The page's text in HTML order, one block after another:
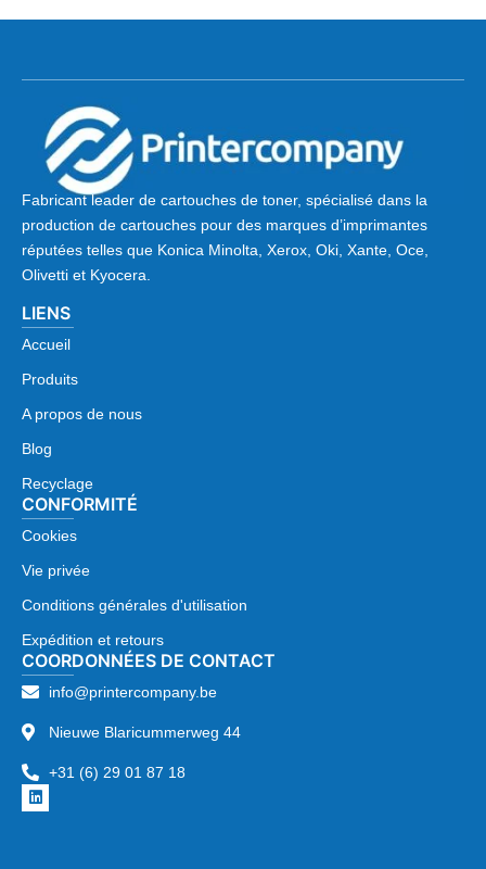
Fabricant leader de cartouches de toner, spécialisé dans la
production de cartouches pour des marques d’imprimantes
réputées telles que Konica Minolta, Xerox, Oki, Xante, Oce,
Olivetti et Kyocera.
LIENS
Accueil
Produits
A propos de nous
Blog
Recyclage
CONFORMITÉ
Cookies
Vie privée
Conditions générales d'utilisation
Expédition et retours
COORDONNÉES DE CONTACT
info@printercompany.be
Nieuwe Blaricummerweg 44
+31 (6) 29 01 87 18